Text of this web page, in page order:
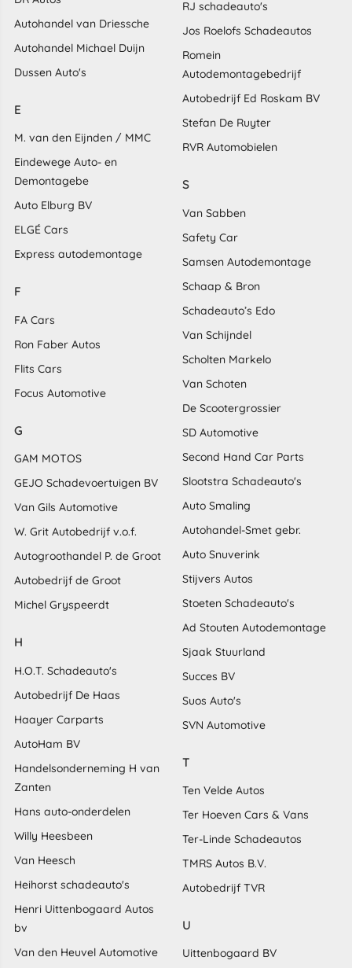
Autohandel van Driessche
Autohandel Michael Duijn
Dussen Auto's
E
M. van den Eijnden / MMC
Eindewege Auto- en
Demontagebe
Auto Elburg BV
ELGÉ Cars
Express autodemontage
F
FA Cars
Ron Faber Autos
Flits Cars
Focus Automotive
G
GAM MOTOS
GEJO Schadevoertuigen BV
Van Gils Automotive
W. Grit Autobedrijf v.o.f.
Autogroothandel P. de Groot
Autobedrijf de Groot
Michel Gryspeerdt
H
H.O.T. Schadeauto's
Autobedrijf De Haas
Haayer Carparts
AutoHam BV
Handelsonderneming H van
Zanten
Hans auto-onderdelen
Willy Heesbeen
Van Heesch
Heihorst schadeauto's
Henri Uittenbogaard Autos
bv
Van den Heuvel Automotive
RJ schadeauto's
Jos Roelofs Schadeautos
Romein
Autodemontagebedrijf
Autobedrijf Ed Roskam BV
Stefan De Ruyter
RVR Automobielen
S
Van Sabben
Safety Car
Samsen Autodemontage
Schaap & Bron
Schadeauto’s Edo
Van Schijndel
Scholten Markelo
Van Schoten
De Scootergrossier
SD Automotive
Second Hand Car Parts
Slootstra Schadeauto's
Auto Smaling
Autohandel-Smet gebr.
Auto Snuverink
Stijvers Autos
Stoeten Schadeauto's
Ad Stouten Autodemontage
Sjaak Stuurland
Succes BV
Suos Auto's
SVN Automotive
T
Ten Velde Autos
Ter Hoeven Cars & Vans
Ter-Linde Schadeautos
TMRS Autos B.V.
Autobedrijf TVR
U
Uittenbogaard BV